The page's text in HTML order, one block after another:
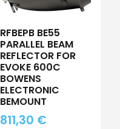
RFBEPB BE55
PARALLEL BEAM
REFLECTOR FOR
EVOKE 600C
BOWENS
ELECTRONIC
BEMOUNT
811,30 €